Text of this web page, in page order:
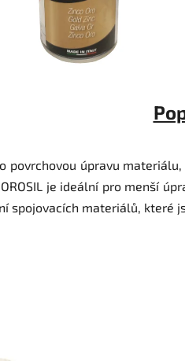
povrchovou úpravu
je ideální pro menší
spojovacích materiálů, které